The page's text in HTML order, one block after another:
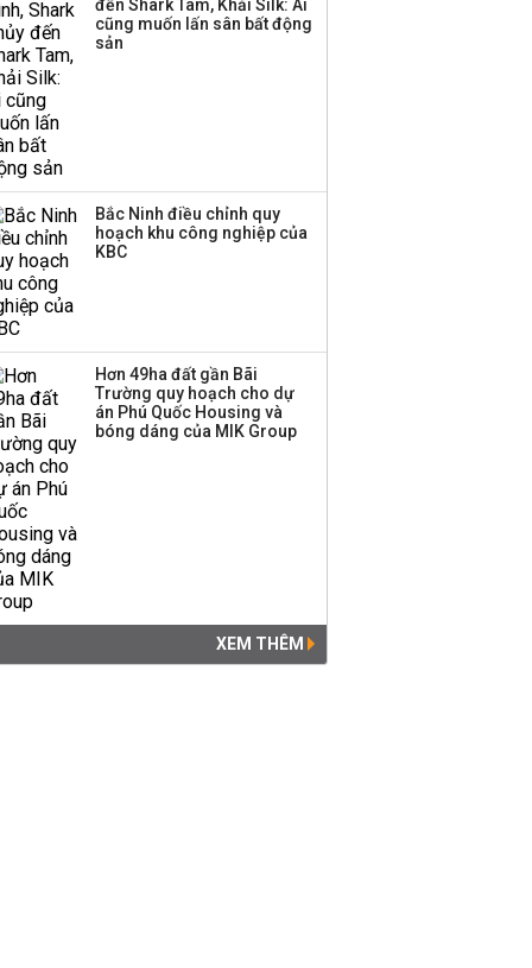
đến Shark Tam, Khải Silk: Ai
cũng muốn lấn sân bất động
sản
Bắc Ninh điều chỉnh quy
hoạch khu công nghiệp của
KBC
Hơn 49ha đất gần Bãi
Trường quy hoạch cho dự
án Phú Quốc Housing và
bóng dáng của MIK Group
XEM THÊM